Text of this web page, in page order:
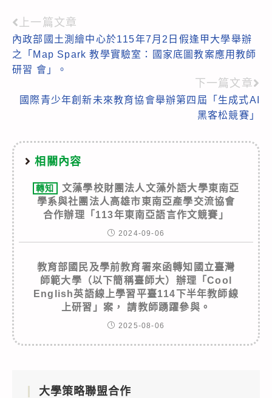
Read
more
articles
上一篇文章
內政部國土測繪中心於115年7月2日假逢甲大學舉辦
之「Map Spark 教學實驗室：國家底圖教案應用教師
研習 會」。
下一篇文章
國際青少年創新未來教育協會舉辦第四屆「生成式AI
黑客松競賽」
相關內容
轉知
文藻學校財團法人文藻外語大學東南亞
學系與社團法人高雄市東南亞產學交流協會
合作辦理「113年東南亞語言作文競賽」
2024-09-06
教育部國民及學前教育署來函轉知國立臺灣
師範大學（以下簡稱臺師大）辦理「Cool
English英語線上學習平臺114下半年教師線
上研習」案， 請教師踴躍參與。
2025-08-06
大學策略聯盟合作